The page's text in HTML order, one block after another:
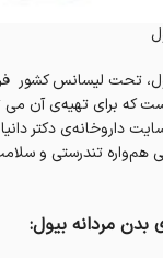
تحت لیسانس کشور
که برای تهیه‌ی آن می‌
داروخانه‌‌ی دکتر
هم‌واره تندرستی و
مردانه بیول: